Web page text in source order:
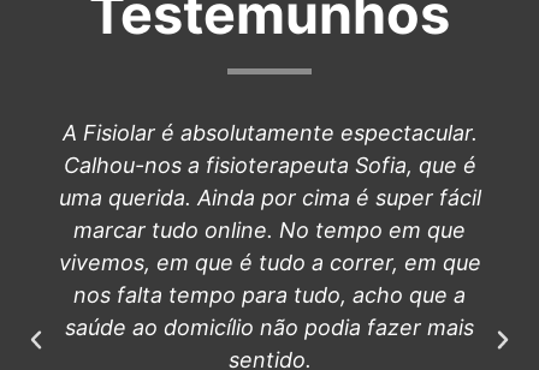
Testemunhos
A Fisiolar é absolutamente espectacular.
Calhou-nos a fisioterapeuta Sofia, que é
uma querida. Ainda por cima é super fácil
marcar tudo online. No tempo em que
vivemos, em que é tudo a correr, em que
nos falta tempo para tudo, acho que a
saúde ao domicílio não podia fazer mais
sentido.